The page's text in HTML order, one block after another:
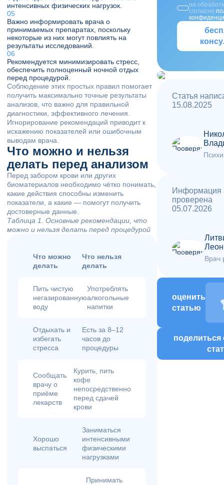
интенсивных физических нагрузок.
Важно информировать врача о
принимаемых препаратах, поскольку
некоторые из них могут повлиять на
результаты исследований.
Рекомендуется минимизировать стресс,
обеспечить полноценный ночной отдых
перед процедурой.
Соблюдение этих простых правил помогает
получить максимально точные результаты
анализов, что важно для правильной
диагностики, эффективного лечения.
Игнорирование рекомендаций приводит к
искажению показателей или ошибочным
выводам врача.
Что можно и нельзя
делать перед анализом
Перед забором крови или других
биоматериалов необходимо чётко понимать,
какие действия способны изменить
показатели, а какие — помогут получить
достоверные данные.
Таблица 1. Основные рекомендации, что
можно и нельзя делать перед процедурой
Что можно
делать
Что нельзя
делать
Пить чистую
негазированную
воду
Употреблять
алкогольные
напитки
Отдыхать и
избегать
стресса
Есть за 8–12
часов до
процедуры
Сообщать
врачу о
приёме
лекарств
Курить, пить
кофе
непосредственно
перед сдачей
крови
Хорошо
выспаться
Заниматься
интенсивными
физическими
нагрузками
Принимать
на
согласно
Статья
15.08.2025
Информация
проверена
05.07.2026
Врач
оценить
статью